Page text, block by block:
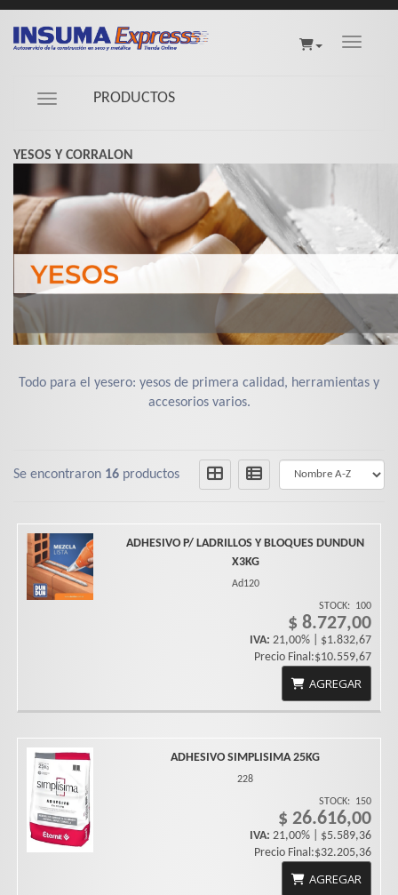
Toggle
Navigation ein-/ausblenden
PRODUCTOS
YESOS Y CORRALON
Todo para el yesero: yesos de primera calidad, herramientas y
accesorios varios.
Se encontraron 16 productos
ADHESIVO P/ LADRILLOS Y BLOQUES DUNDUN
X3KG
Ad120
STOCK: 100
$ 8.727,00
IVA: 21,00% | $1.832,67
Precio Final:$10.559,67
AGREGAR
ADHESIVO SIMPLISIMA 25KG
228
STOCK: 150
$ 26.616,00
IVA: 21,00% | $5.589,36
Precio Final:$32.205,36
AGREGAR